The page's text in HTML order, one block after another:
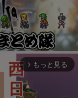
arrow_forward_ios もっと見る